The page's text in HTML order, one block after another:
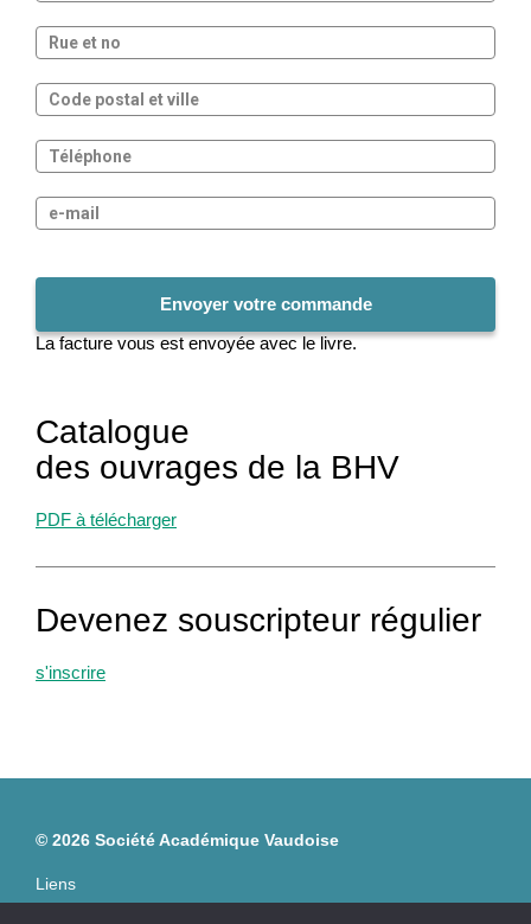
La facture vous est envoyée avec le livre.
Catalogue
des ouvrages de la BHV
PDF à télécharger
Devenez souscripteur régulier
s'inscrire
© 2026 Société Académique Vaudoise
Liens